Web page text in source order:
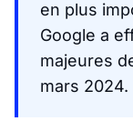
en plus
Google a
majeures
mars 2024.